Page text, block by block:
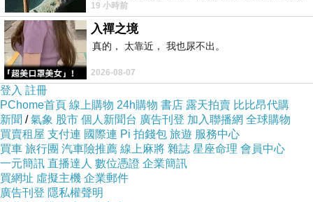
望 風中飄逸的是映日荷花別樣紅
19 小時前
入禪之境
真的， 太靠近， 我也尿不出。
2026-08-07
登入 註冊
PChome首頁 線上購物 24h購物 書店 露天拍賣 比比昂代購
新聞 /氣象 股市 個人新聞台 廣告刊登 加入聯播網 全球購物
買賣租屋 支付連 國際連 Pi 拍錢包 旅遊 服務中心
買車 旅行團 汽車險推薦 線上麻將 雜誌 星座命理 會員中心
一元簡訊 直播達人 數位憑證 企業簡訊
買網址 虛擬主機 企業郵件
廣告刊登 隱私權聲明